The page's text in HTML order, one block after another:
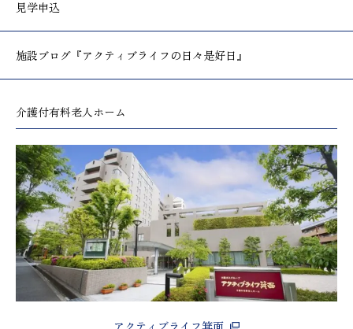
見学申込
施設ブログ 『アクティブライフの日々是好日』
介護付有料老人ホーム